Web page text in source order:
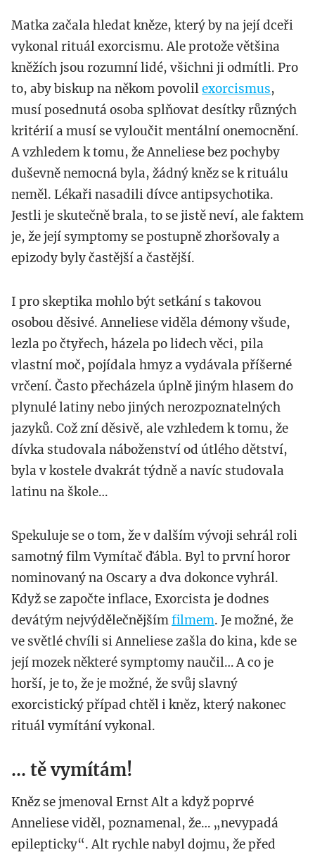
Matka začala hledat kněze, který by na její dceři
vykonal rituál exorcismu. Ale protože většina
kněžích jsou rozumní lidé, všichni ji odmítli. Pro
to, aby biskup na někom povolilexorcismus,
musí posednutá osoba splňovat desítky různých
kritérií a musí se vyloučit mentální onemocnění.
A vzhledem k tomu, že Anneliese bez pochyby
duševně nemocná byla, žádný kněz se k rituálu
neměl. Lékaři nasadili dívce antipsychotika.
Jestli je skutečně brala, to se jistě neví, ale faktem
je, že její symptomy se postupně zhoršovaly a
epizody byly častější a častější.
I pro skeptika mohlo být setkání s takovou
osobou děsivé. Anneliese viděla démony všude,
lezla po čtyřech, házela po lidech věci, pila
vlastní moč, pojídala hmyz a vydávala příšerné
vrčení. Často přecházela úplně jiným hlasem do
plynulé latiny nebo jiných nerozpoznatelných
jazyků. Což zní děsivě, ale vzhledem k tomu, že
dívka studovala náboženství od útlého dětství,
byla v kostele dvakrát týdně a navíc studovala
latinu na škole…
Spekuluje se o tom, že v dalším vývoji sehrál roli
samotný film Vymítač ďábla. Byl to první horor
nominovaný na Oscary a dva dokonce vyhrál.
Když se započte inflace, Exorcista je dodnes
devátým nejvýdělečnějšímfilmem. Je možné, že
ve světlé chvíli si Anneliese zašla do kina, kde se
její mozek některé symptomy naučil… A co je
horší, je to, že je možné, že svůj slavný
exorcistický případ chtěl i kněz, který nakonec
rituál vymítání vykonal.
... tě vymítám!
Kněz se jmenoval Ernst Alt a když poprvé
Anneliese viděl, poznamenal, že… „nevypadá
epilepticky“. Alt rychle nabyl dojmu, že před